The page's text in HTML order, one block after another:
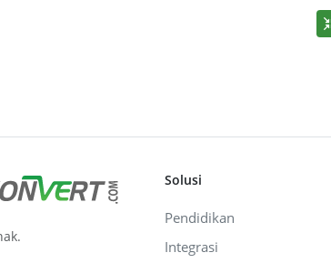
Solusi
Pendidikan
Integrasi